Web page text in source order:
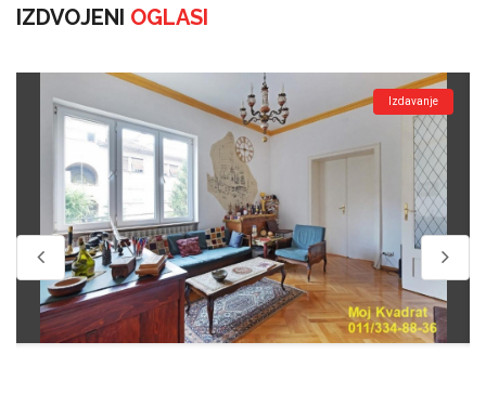
IZDVOJENI OGLASI
Izdavanje